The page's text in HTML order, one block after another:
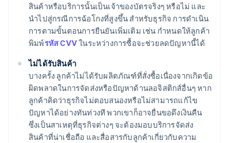
สินค้าหรือบริการนั้นเป็นเจ้าของบัตรจริงๆ หรือไม่ และ
นําไปสู่กรณีการฉ้อโกงที่สูงขึ้น สําหรับธุรกิจ การดําเนิน
การตามขั้นตอนการยืนยันเพิ่มเติม เช่น กําหนดให้ลูกค้า
พิมพ์รหัส CVVในระหว่างการซื้อจะช่วยลดปัญหานี้ได้
ไม่ได้รับสินค้า
บางครั้ง ลูกค้าไม่ได้รับผลิตภัณฑ์ที่สั่งซื้อเนื่องจากเกิดข้อ
ผิดพลาดในการจัดส่งหรือปัญหาด้านลอจิสติกส์อื่นๆ หาก
ลูกค้าคิดว่าธุรกิจไม่ตอบสนองหรือไม่สามารถแก้ไข
ปัญหาได้อย่างทันท่วงที พวกเขาก็อาจยื่นขอดึงเงินคืน
ซึ่งเป็นสาเหตุที่ธุรกิจต่างๆ จะต้องมอบบริการจัดส่ง
สินค้าที่น่าเชื่อถือ และสื่อสารกับลูกค้าเกี่ยวกับความ